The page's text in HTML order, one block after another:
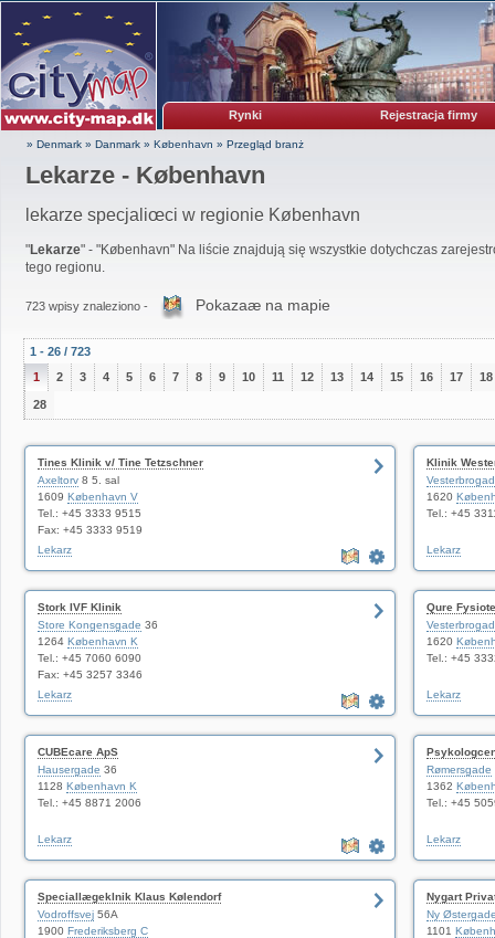
Rynki Rejestracja firmy
» Denmark » Danmark » København » Przegląd branż
Lekarze - København
lekarze specjaliœci w regionie København
"Lekarze" - "København" Na liście znajdują się wszystkie dotychczas
tego regionu.
723 wpisy znaleziono - Pokazaæ na mapie
1 - 26 / 723
1
2 3 4 5 6 7 8 9 10 11 12 13 14 15 16 17 18
28
Tines Klinik v/ Tine Tetzschner
Axeltorv 8 5. sal
1609 København V
Tel.: +45 3333 9515
Fax: +45 3333 9519
Lekarz
Klinik
1620
Tel.: +45
Lekarz
Stork IVF Klinik
Store Kongensgade 36
1264 København K
Tel.: +45 7060 6090
Fax: +45 3257 3346
Lekarz
Qure
1620
Tel.: +45
Lekarz
CUBEcare ApS
Hausergade 36
1128 København K
Tel.: +45 8871 2006
Lekarz
Rømersgade
1362
Tel.: +45
Lekarz
Speciallægeklnik Klaus Kølendorf
Vodroffsvej 56A
1900 Frederiksberg C
Nygart
Ny
1101